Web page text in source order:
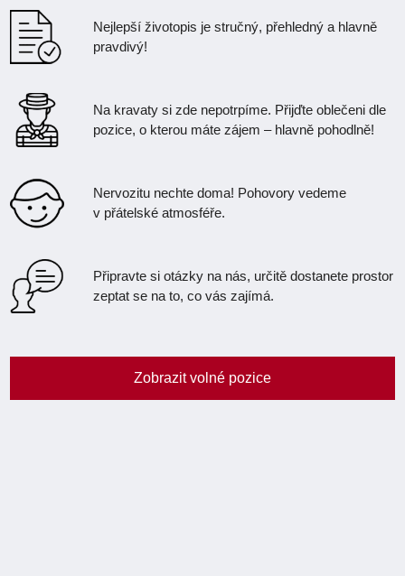
Nejlepší životopis je stručný, přehledný a hlavně
pravdivý!
Na kravaty si zde nepotrpíme. Přijďte oblečeni dle
pozice, o kterou máte zájem – hlavně pohodlně!
Nervozitu nechte doma! Pohovory vedeme
v přátelské atmosféře.
Připravte si otázky na nás, určitě dostanete prostor
zeptat se na to, co vás zajímá.
Zobrazit volné pozice